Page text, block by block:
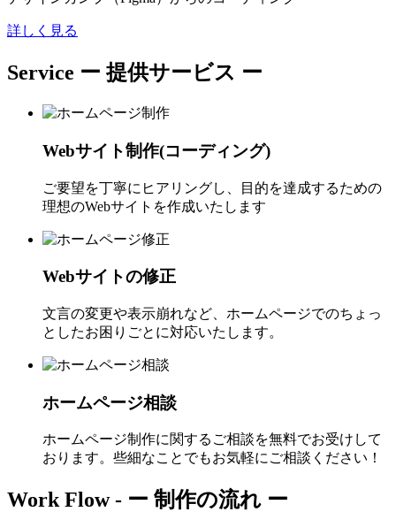
詳しく見る
Service ー 提供サービス ー
Webサイト制作(コーディング)
ご要望を丁寧にヒアリングし、目的を達成するための
理想のWebサイトを作成いたします
Webサイトの修正
文言の変更や表示崩れなど、ホームページでのちょっ
としたお困りごとに対応いたします。
ホームページ相談
ホームページ制作に関するご相談を無料でお受けして
おります。些細なことでもお気軽にご相談ください！
Work Flow - ー 制作の流れ ー